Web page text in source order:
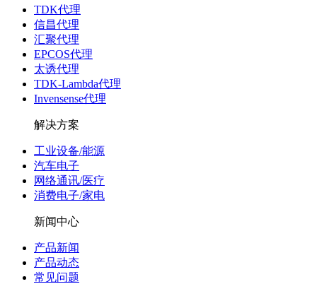
TDK代理
信昌代理
汇聚代理
EPCOS代理
太诱代理
TDK-Lambda代理
Invensense代理
解决方案
工业设备/能源
汽车电子
网络通讯/医疗
消费电子/家电
新闻中心
产品新闻
产品动态
常见问题